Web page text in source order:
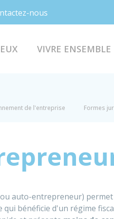
nous
VIVRE ENSEMBLE
de l'entreprise Formes
auto-entrepreneur)
bénéficie d'un régime